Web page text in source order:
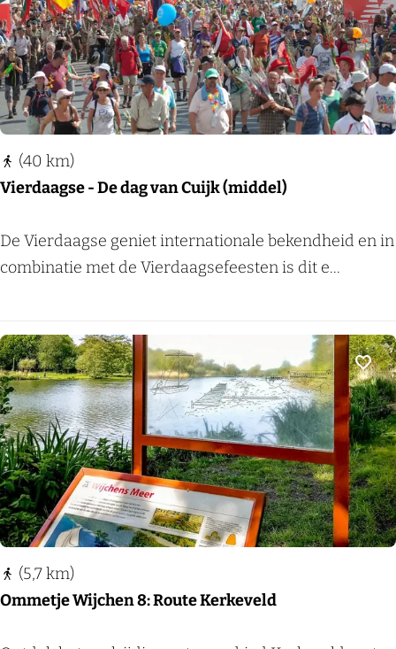
o
n
n
e
e
n
e
r
e
n
Vierdaagse - De dag van Cuijk (middel)
V
i
d
a
a
g
s
e
-
D
d
a
(40 km)
De Vierdaagse geniet internationale bekendheid en in
combinatie met de Vierdaagsefeesten is dit e...
Ommetje Wijchen 8: Route Kerkeveld
(5,7 km)